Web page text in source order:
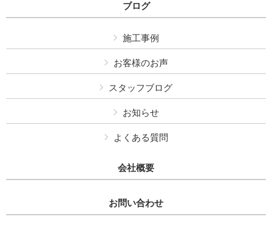
ブログ
施工事例
お客様のお声
スタッフブログ
お知らせ
よくある質問
会社概要
お問い合わせ